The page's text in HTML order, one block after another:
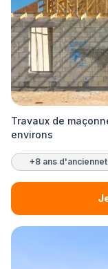
Travaux de
environs
+8 ans